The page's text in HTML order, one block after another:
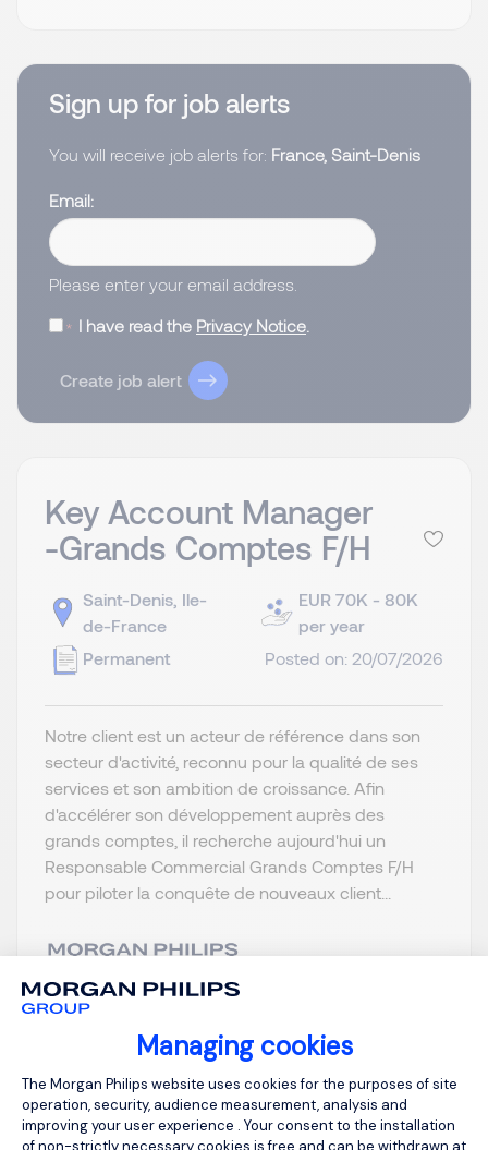
Managing cookies
Consent Management Platform:
The Morgan Philips website uses cookies for the purposes of site
operation, security, audience measurement, analysis and
improving your user experience . Your consent to the installation
Sign up for job alerts
You will receive job alerts for: France, Saint-Denis
Email
Please enter your email address.
I have read the Privacy Notice.
Create job alert
Key Account Manager
-Grands Comptes F/H
Saint-Denis, Ile-
de-France
Permanent
EUR 70K - 80K
per year
Posted on: 20/07/2026
Notre client est un acteur de référence dans son
secteur d'activité, reconnu pour la qualité de ses
services et son ambition de croissance. Afin
d'accélérer son développement auprès des
grands comptes, il recherche aujourd'hui un
Responsable Commercial Grands Comptes F/H
pour piloter la conquête de nouveaux client...
View job and apply